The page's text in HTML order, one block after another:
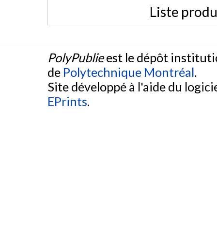
Liste
PolyPublieest le dépôt
de Polytechnique Montréal.
Site développé à l'aide du
EPrints.